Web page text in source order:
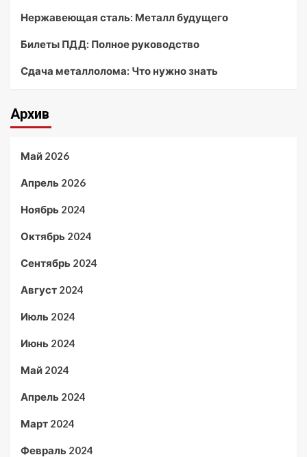
Нержавеющая сталь: Металл будущего
Билеты ПДД: Полное руководство
Сдача металлолома: Что нужно знать
Архив
Май 2026
Апрель 2026
Ноябрь 2024
Октябрь 2024
Сентябрь 2024
Август 2024
Июль 2024
Июнь 2024
Май 2024
Апрель 2024
Март 2024
Февраль 2024